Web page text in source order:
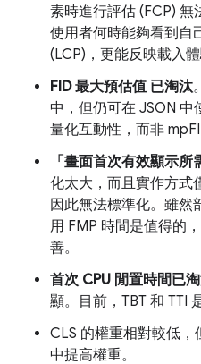
素時進行評估 (FCP)
使用者何時能夠看到自
(LCP)，更能反映載入體
FID 最大預估值 已淘汰
中，但仍可在 JSON 中
量化互動性，而非
「畫面首次有效顯示所
化太大，而且實作方式
因此無法標準化。雖然
用 FMP 時間是值得的
善。
首次 CPU 閒置時間已
顯。目前，TBT 和 TTI
CLS 的權重相對較低
中提高權重。